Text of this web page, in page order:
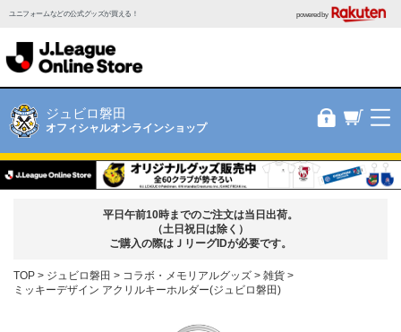
ユニフォームなどの公式グッズが買える！ powered by
ジュビロ磐田
オフィシャルオンラインショップ
平日午前10時までのご注文は当日出荷。
（土日祝日は除く）
ご購入の際はＪリーグIDが必要です。
TOP ジュビロ磐田 コラボ・メモリアルグッズ
雑貨
ミッキーデザイン アクリルキーホルダー(ジュビロ磐田)